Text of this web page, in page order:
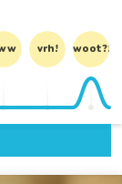
vrh! woot?!